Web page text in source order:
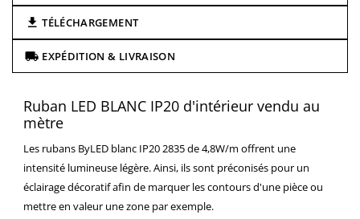
TÉLÉCHARGEMENT
EXPÉDITION & LIVRAISON
Ruban LED BLANC IP20 d'intérieur vendu au
mètre
Les rubans ByLED blanc IP20 2835 de 4,8W/m offrent une
intensité lumineuse légère. Ainsi, ils sont préconisés pour un
éclairage décoratif afin de marquer les contours d'une pièce ou
mettre en valeur une zone par exemple.